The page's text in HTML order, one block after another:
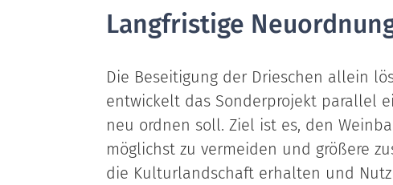
Langfristige
Die Beseitigung der Drieschen allein
entwickelt das Sonderprojekt parallel
neu ordnen soll. Ziel ist es, den
möglichst zu vermeiden und größere
die Kulturlandschaft erhalten und